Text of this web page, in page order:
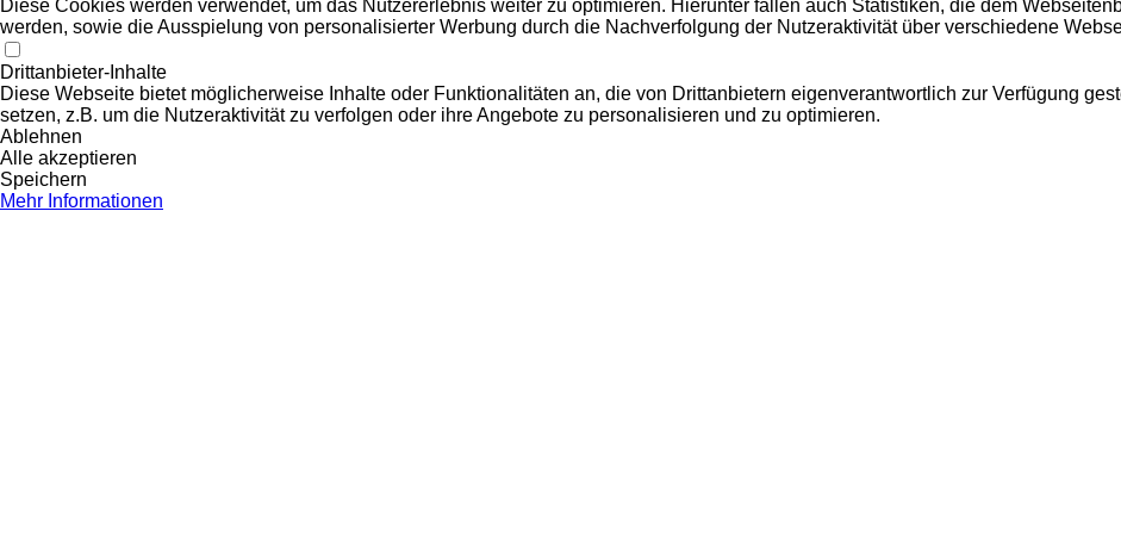
Diese Cookies werden verwendet, um das Nutzererlebnis weiter zu optimieren. Hierunter fallen auch Statistiken, die dem
werden, sowie die Ausspielung von personalisierter Werbung durch die Nachverfolgung der Nutzeraktivität über verschiedene
Drittanbieter-Inhalte
Diese Webseite bietet möglicherweise Inhalte oder Funktionalitäten an, die von Drittanbietern eigenverantwortlich zur Verfügung
setzen, z.B. um die Nutzeraktivität zu verfolgen oder ihre Angebote zu personalisieren und zu optimieren.
Ablehnen
Alle akzeptieren
Speichern
Mehr Informationen